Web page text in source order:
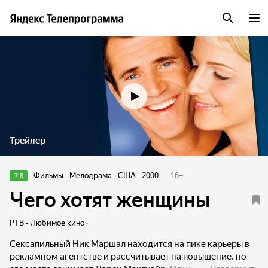
Трейлер
7.8 Фильмы Мелодрама США 2000 16+
Чего хотят женщины
РТВ - Любимое кино ·
Сексапильный Ник Маршал находится на пике карьеры в
рекламном агентстве и рассчитывает на повышение, но